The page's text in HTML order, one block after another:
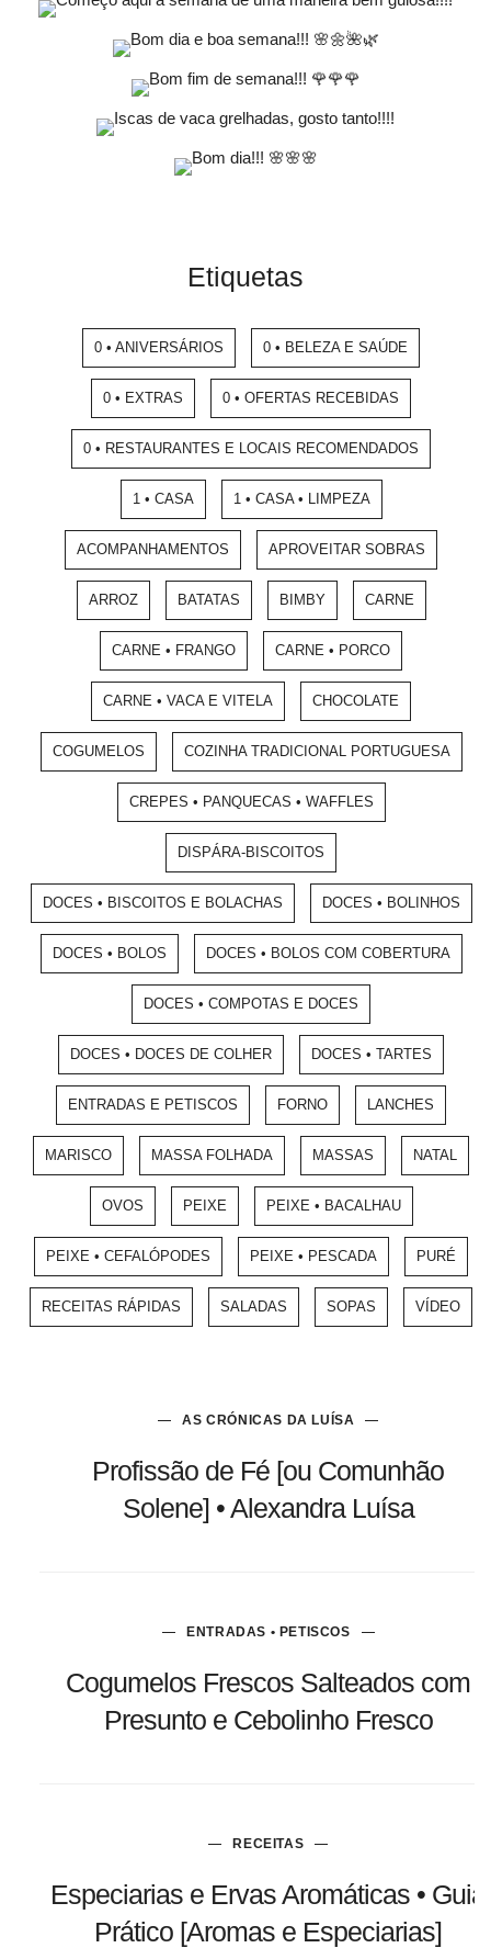
Etiquetas
0 • ANIVERSÁRIOS 0 • BELEZA E SAÚDE
0 • EXTRAS 0 • OFERTAS RECEBIDAS
0 • RESTAURANTES E LOCAIS RECOMENDADOS
1 • CASA 1 • CASA • LIMPEZA
ACOMPANHAMENTOS APROVEITAR SOBRAS
ARROZ BATATAS BIMBY CARNE
CARNE • FRANGO CARNE • PORCO
CARNE • VACA E VITELA CHOCOLATE
COGUMELOS COZINHA TRADICIONAL PORTUGUESA
CREPES • PANQUECAS • WAFFLES
DISPÁRA-BISCOITOS
DOCES • BISCOITOS E BOLACHAS DOCES • BOLINHOS
DOCES • BOLOS DOCES • BOLOS COM COBERTURA
DOCES • COMPOTAS E DOCES
DOCES • DOCES DE COLHER DOCES • TARTES
ENTRADAS E PETISCOS FORNO LANCHES
MARISCO MASSA FOLHADA MASSAS NATAL
OVOS PEIXE PEIXE • BACALHAU
PEIXE • CEFALÓPODES PEIXE • PESCADA PURÉ
RECEITAS RÁPIDAS SALADAS SOPAS VÍDEO
AS CRÓNICAS DA LUÍSA
Profissão de Fé [ou Comunhão
Solene] • Alexandra Luísa
ENTRADAS • PETISCOS
Cogumelos Frescos Salteados com
Presunto e Cebolinho Fresco
RECEITAS
Especiarias e Ervas Aromáticas • Guia
Prático [Aromas e Especiarias]